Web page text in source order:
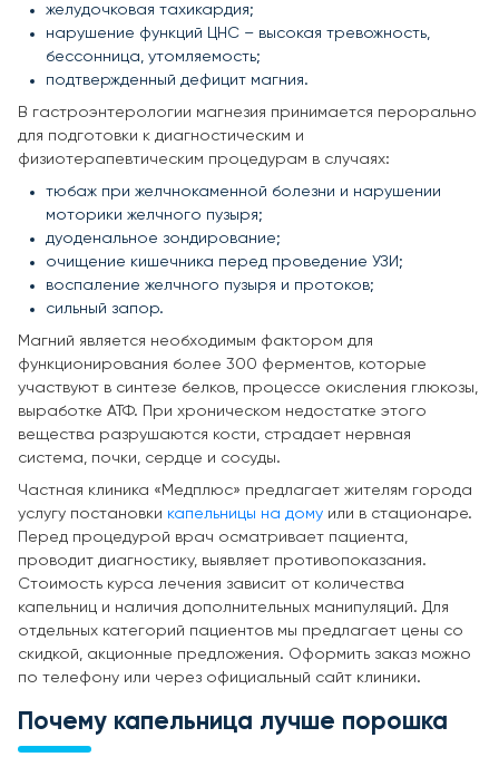
желудочковая тахикардия;
нарушение функций ЦНС – высокая тревожность,
бессонница, утомляемость;
подтвержденный дефицит магния.
В гастроэнтерологии магнезия принимается перорально
для подготовки к диагностическим и
физиотерапевтическим процедурам в случаях:
тюбаж при желчнокаменной болезни и нарушении
моторики желчного пузыря;
дуоденальное зондирование;
очищение кишечника перед проведение УЗИ;
воспаление желчного пузыря и протоков;
сильный запор.
Магний является необходимым фактором для
функционирования более 300 ферментов, которые
участвуют в синтезе белков, процессе окисления глюкозы,
выработке АТФ. При хроническом недостатке этого
вещества разрушаются кости, страдает нервная
система, почки, сердце и сосуды.
Частная клиника «Медплюс» предлагает жителям города
услугу постановки капельницы на дому или в стационаре.
Перед процедурой врач осматривает пациента,
проводит диагностику, выявляет противопоказания.
Стоимость курса лечения зависит от количества
капельниц и наличия дополнительных манипуляций. Для
отдельных категорий пациентов мы предлагает цены со
скидкой, акционные предложения. Оформить заказ можно
по телефону или через официальный сайт клиники.
Почему капельница лучше порошка